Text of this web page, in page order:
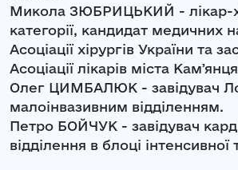
Микола ЗЮБРИЦЬКИЙ - лікар-
категорії, кандидат медичних
Асоціації хірургів України та
Асоціації лікарів міста
Олег ЦИМБАЛЮК - завідувач
малоінвазивним відділенням.
Петро БОЙЧУК - завідувач
відділення в блоці інтенсивної